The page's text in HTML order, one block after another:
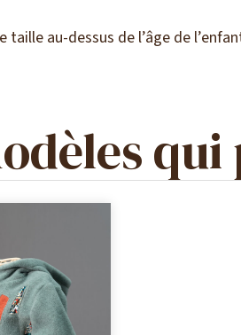
taille au-dessus de l’âge de